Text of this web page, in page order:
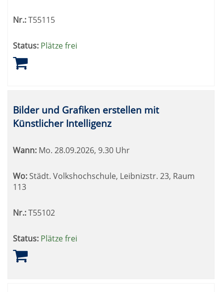
Nr.:T55115
Status: Plätze frei
Bilder und Grafiken erstellen mit
Künstlicher Intelligenz
Wann: Mo. 28.09.2026, 9.30 Uhr
Wo: Städt. Volkshochschule, Leibnizstr. 23, Raum
113
Nr.:T55102
Status: Plätze frei